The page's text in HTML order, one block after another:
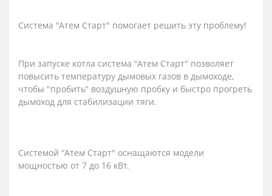
Система "Атем Старт" помогает решить эту проблему!
При запуске котла система "Атем Старт" позволяет
повысить температуру дымовых газов в дымоходе,
чтобы "пробить" воздушную пробку и быстро прогреть
дымоход для стабилизации тяги.
Системой "Атем Старт" оснащаются модели
мощностью от 7 до 16 кВт.